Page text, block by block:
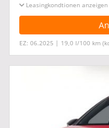
Leasingkonditionen ein-/
EZ: 06.2025 | 19,0 l/100 km